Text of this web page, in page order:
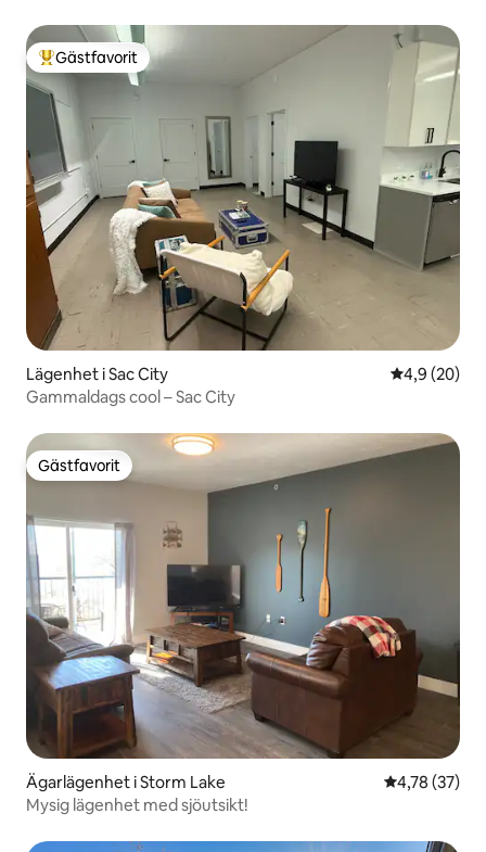
Populär gästfavorit
Gästfavorit
Lägenhet i Sac City 4,9 av 5 i
4,9 (20)
Gammaldags cool – Sac City
Gästfavorit
Gästfavorit
Ägarlägenhet i Storm Lake 4,78 av 5 i
4,78 (37)
Mysig lägenhet med sjöutsikt!